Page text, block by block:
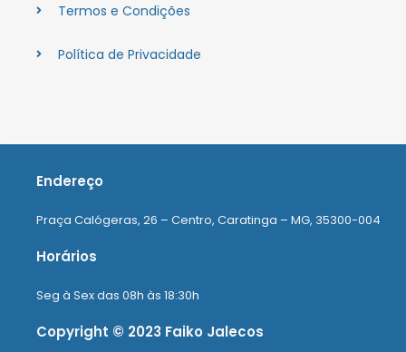
Termos e Condições
Política de Privacidade
Endereço
Praça Calógeras, 26 – Centro, Caratinga – MG, 35300-004
Horários
Seg à Sex das 08h às 18:30h
Copyright © 2023 Faiko Jalecos